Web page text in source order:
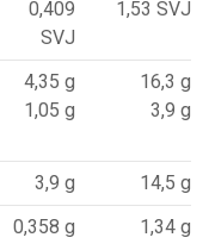
0,409
SVJ
1,53 SVJ
4,35 g
1,05 g
16,3 g
3,9 g
3,9 g
14,5 g
0,358 g 1,34 g